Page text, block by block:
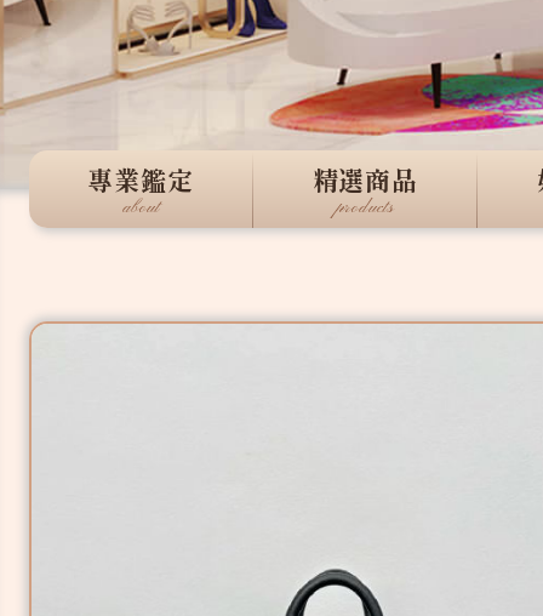
專業鑑定
about
精選商品
products